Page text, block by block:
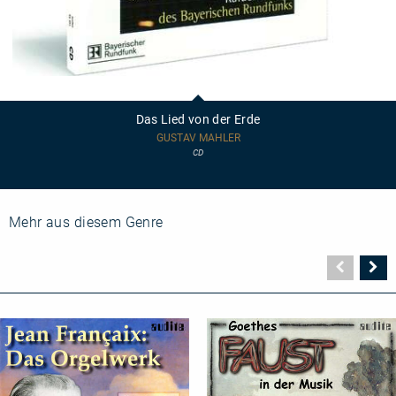
Das Lied von der Erde
GUSTAV MAHLER
CD
Mehr aus diesem Genre
Seite